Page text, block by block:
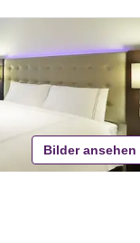
Bilder ansehen